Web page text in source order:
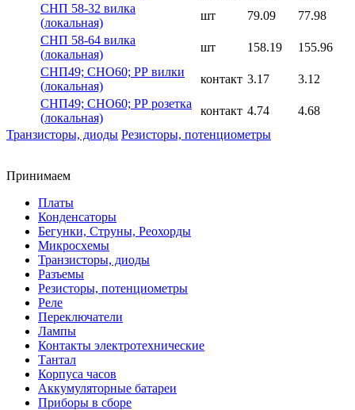
СНП 58-32 вилка
(локальная)
шт 79.09
77.98
СНП 58-64 вилка
(локальная)
шт 158.19
155.96
СНП49; СНО60; РР вилки
(локальная)
контакт 3.17
3.12
СНП49; СНО60; РР розетка
(локальная)
контакт 4.74
4.68
Транзисторы, диоды Резисторы, потенциометры
Принимаем
Платы
Конденсаторы
Бегунки, Струны, Реохорды
Микросхемы
Транзисторы, диоды
Разъемы
Резисторы, потенциометры
Реле
Переключатели
Лампы
Контакты электротехнические
Тантал
Корпуса часов
Аккумуляторные батареи
Приборы в сборе